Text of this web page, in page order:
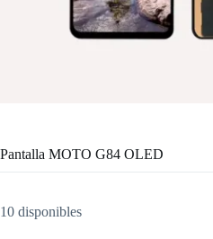
Pantalla MOTO G84 OLED
10 disponibles